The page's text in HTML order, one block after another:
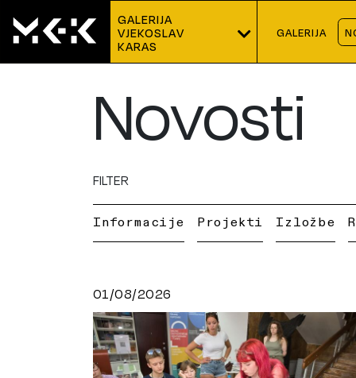
GALERIJA
VJEKOSLAV
KARAS
GALERIJA
Novosti
FILTER
Informacije Projekti Izložbe
01/08/2026